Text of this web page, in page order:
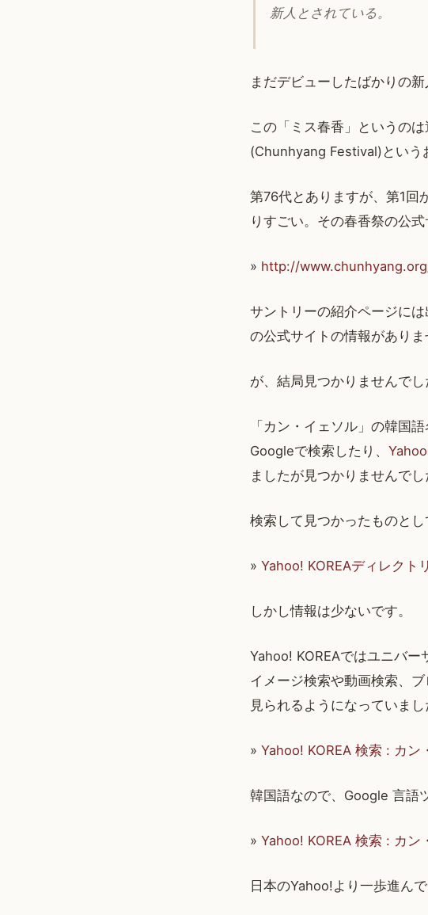
新人とされている。
まだデビューしたばかりの新
この「ミス春香」というの
(Chunhyang Festival)という
第76代とありますが、第1回
りすごい。その春香祭の公式
» http://
サントリーの紹介ページに
の公式サイトの情報があり
が、結局見つかりませんでし
「カン・イェソル」の韓国
Googleで検索したり、
ましたが見つかりませんで
検索して見つかったものとし
» Yahoo! KOREAディレクト
しかし情報は少ないです。
Yahoo! KOREAではユニバ
イメージ検索や動画検索、
見られるようになっていまし
» Yahoo! KOREA 検索 : カン
韓国語なので、Google 言語
» Yahoo! KOREA 検索 : カン
日本のYahoo!より一歩進んで